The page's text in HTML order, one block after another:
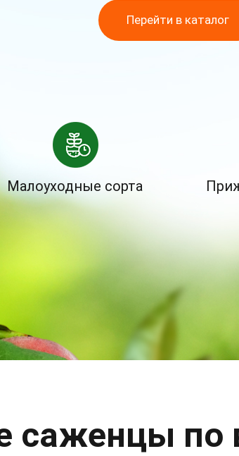
Перейти в каталог
Малоуходные сорта
саженцы